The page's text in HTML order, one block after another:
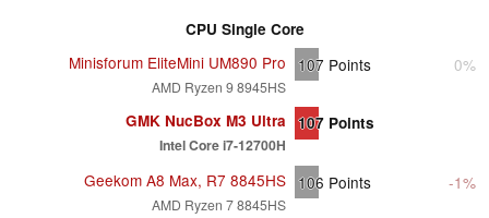
CPU Single Core
Minisforum EliteMini UM890 Pro
AMD Ryzen 9 8945HS
107 Points 0%
GMK NucBox M3 Ultra
Intel Core i7-12700H
107 Points
Geekom A8 Max, R7 8845HS
AMD Ryzen 7 8845HS
106 Points -1%